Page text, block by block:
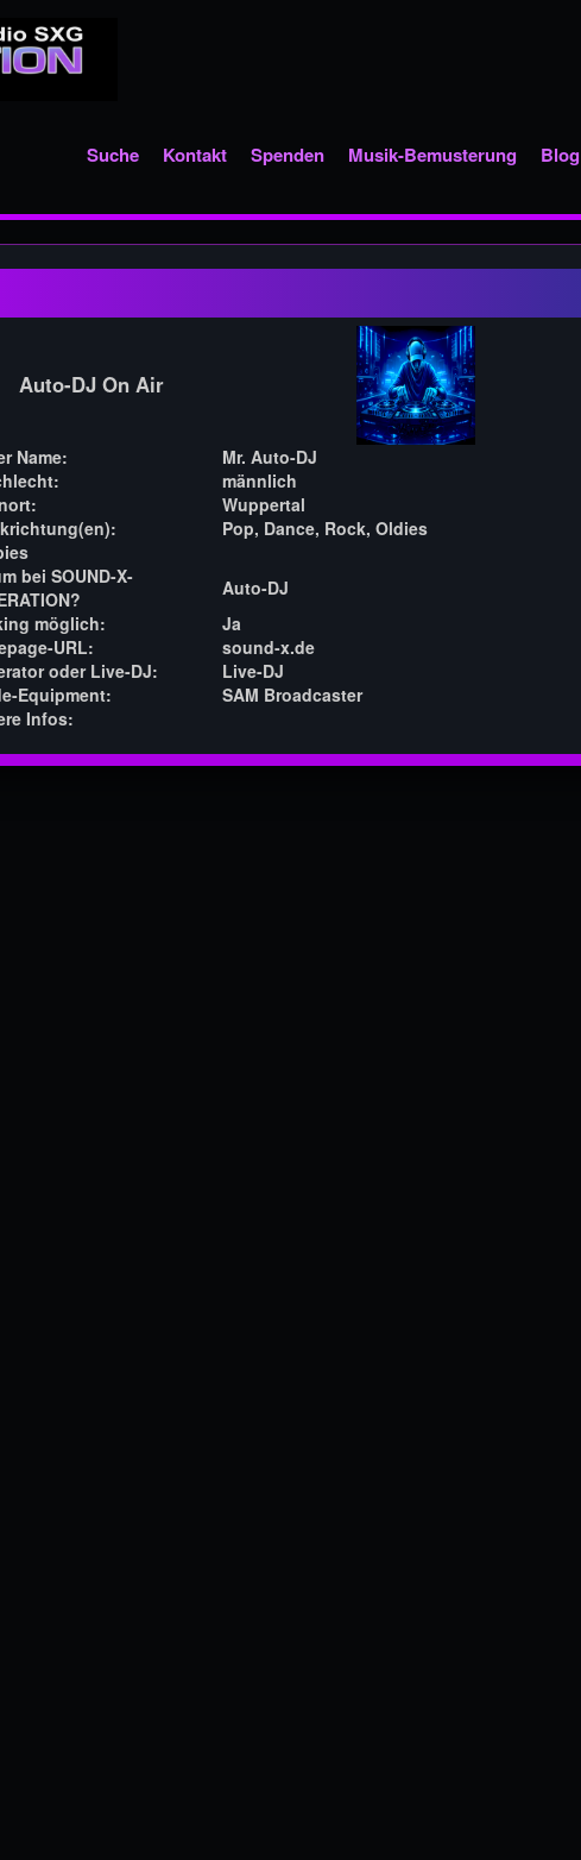
Suche Kontakt Spenden Musik-Bemusterung Blog
Auto-DJ On Air
Name:
Mr. Auto-DJ
männlich
Wuppertal
Pop, Dance, Rock, Oldies
bei SOUND-X-
Auto-DJ
möglich:
Ja
URL:
sound-x.de
oder Live-DJ:
Live-DJ
Equipment:
SAM Broadcaster
Infos: